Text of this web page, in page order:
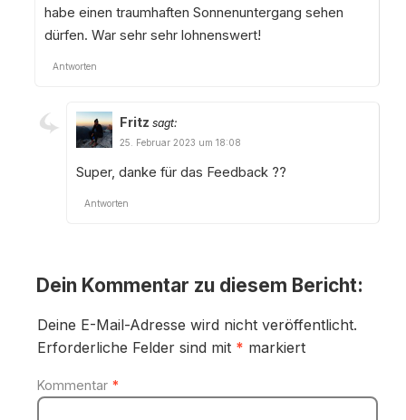
habe einen traumhaften Sonnenuntergang sehen
dürfen. War sehr sehr lohnenswert!
Antworten
Fritz sagt:
25. Februar 2023 um 18:08
Super, danke für das Feedback ??
Antworten
Dein Kommentar zu diesem Bericht:
Deine E-Mail-Adresse wird nicht veröffentlicht.
Erforderliche Felder sind mit * markiert
Kommentar *